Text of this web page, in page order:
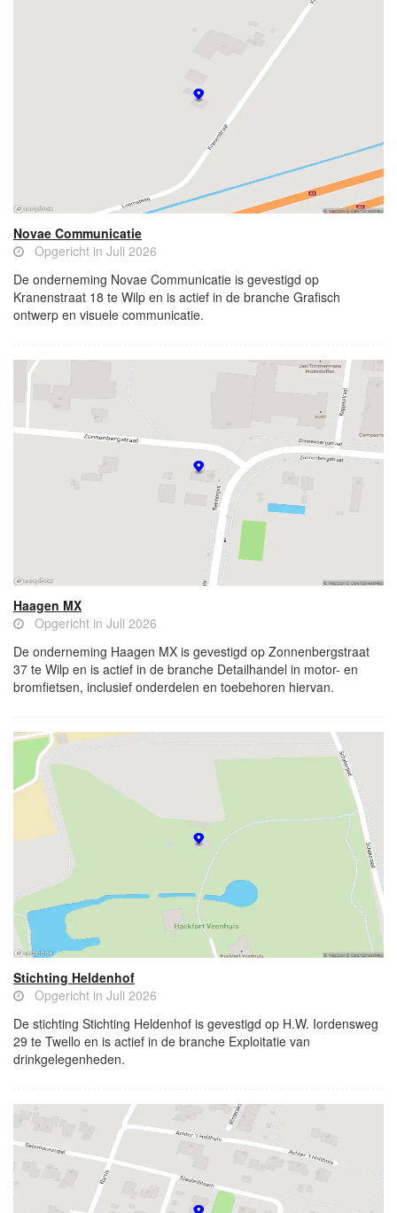
Novae Communicatie
Opgericht in Juli 2026
De onderneming Novae Communicatie is gevestigd op
Kranenstraat 18 te Wilp en is actief in de branche Grafisch
ontwerp en visuele communicatie.
Haagen MX
Opgericht in Juli 2026
De onderneming Haagen MX is gevestigd op Zonnenbergstraat
37 te Wilp en is actief in de branche Detailhandel in motor- en
bromfietsen, inclusief onderdelen en toebehoren hiervan.
Stichting Heldenhof
Opgericht in Juli 2026
De stichting Stichting Heldenhof is gevestigd op H.W. Iordensweg
29 te Twello en is actief in de branche Exploitatie van
drinkgelegenheden.